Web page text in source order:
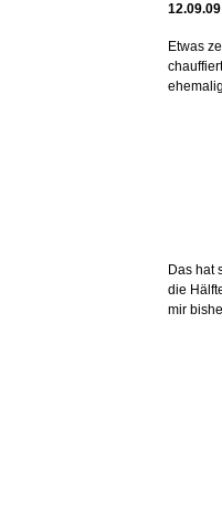
Etwas
Das hat
die
mir